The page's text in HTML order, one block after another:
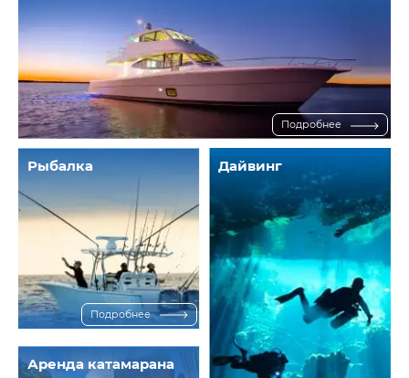
Подробнее
Рыбалка
Подробнее
Аренда катамарана
Дайвинг